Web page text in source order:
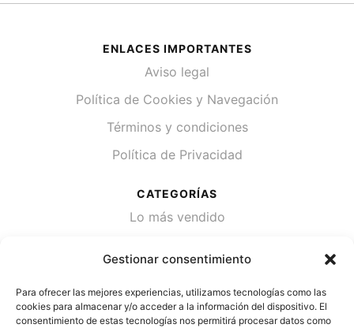
Gestionar consentimiento
Para ofrecer las mejores experiencias, utilizamos tecnologías como las
cookies para almacenar y/o acceder a la información del dispositivo. El
consentimiento de estas tecnologías nos permitirá procesar datos como
Chakra Raíz: Rosas, Relajación, Estimula el Amor y la
ENLACES IMPORTANTES
Aviso legal
Política de Cookies y Navegación
Términos y condiciones
Política de Privacidad
CATEGORÍAS
Lo más vendido
Desinfección de agua